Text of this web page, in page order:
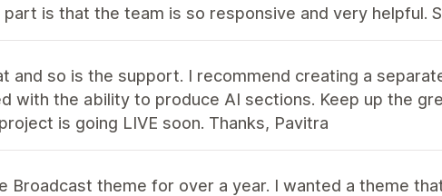
is that the team is so responsive and very helpful.
and so is the support. I recommend creating a
with the ability to produce AI sections. Keep up the
is going LIVE soon. Thanks, Pavitra
Broadcast theme for over a year. I wanted a theme